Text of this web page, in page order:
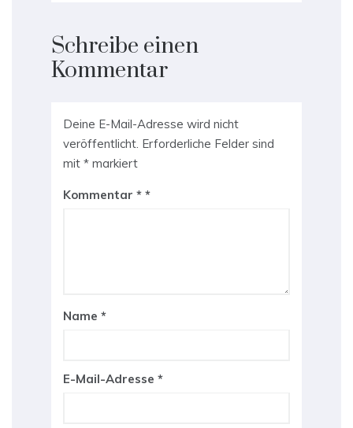
Schreibe einen
Kommentar
Deine E-Mail-Adresse wird nicht
veröffentlicht. Erforderliche Felder sind
mit * markiert
Kommentar *
Name *
E-Mail-Adresse *